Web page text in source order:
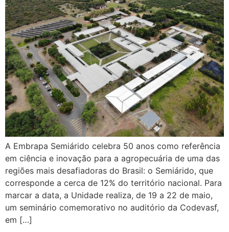
A Embrapa Semiárido celebra 50 anos como referência
em ciência e inovação para a agropecuária de uma das
regiões mais desafiadoras do Brasil: o Semiárido, que
corresponde a cerca de 12% do território nacional. Para
marcar a data, a Unidade realiza, de 19 a 22 de maio,
um seminário comemorativo no auditório da Codevasf,
em […]